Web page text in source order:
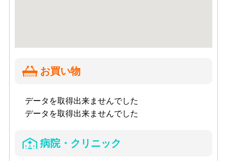
お買い物
データを取得出来ませんでした
データを取得出来ませんでした
病院・クリニック